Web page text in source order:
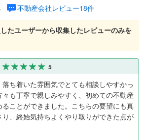
不動産会社レビュー18件
たユーザーから収集したレビューのみを
5
ち着いた雰囲気でとても相談しやすかっ
も丁寧で親しみやすく、初めての不動産
ことができました。こちらの要望にも真
、終始気持ちよくやり取りができた点が